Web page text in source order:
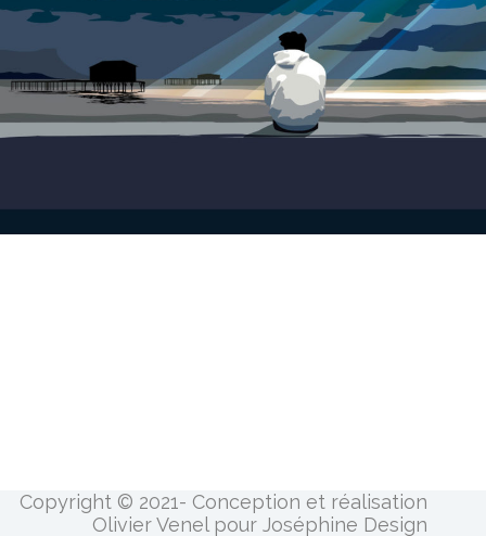
Copyright © 2021- Conception et réalisation
Olivier Venel pour Joséphine Design